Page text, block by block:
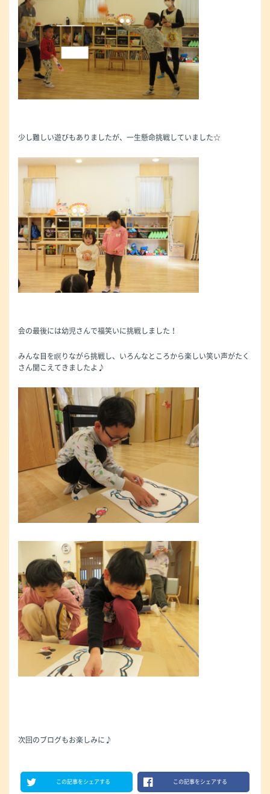
少し難しい遊びもありましたが、一生懸命挑戦していました☆
会の最後には幼児さんで福笑いに挑戦しました！
みんな目を瞑りながら挑戦し、いろんなところから楽しい笑い声がたく
さん聞こえてきましたよ♪
次回のブログもお楽しみに♪
この記事をシェアする この記事をシェアする